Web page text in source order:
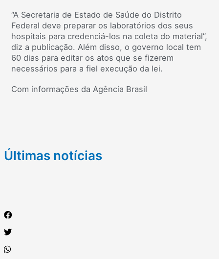
“A Secretaria de Estado de Saúde do Distrito
Federal deve preparar os laboratórios dos seus
hospitais para credenciá-los na coleta do material”,
diz a publicação. Além disso, o governo local tem
60 dias para editar os atos que se fizerem
necessários para a fiel execução da lei.
Com informações da Agência Brasil
Últimas notícias